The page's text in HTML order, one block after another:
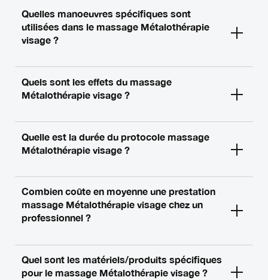
Quelles manoeuvres spécifiques sont
utilisées dans le massage Métalothérapie
visage ?
Quels sont les effets du massage
Métalothérapie visage ?
Quelle est la durée du protocole massage
Métalothérapie visage ?
Combien coûte en moyenne une prestation
massage Métalothérapie visage chez un
professionnel ?
Quel sont les matériels/produits spécifiques
pour le massage Métalothérapie visage ?